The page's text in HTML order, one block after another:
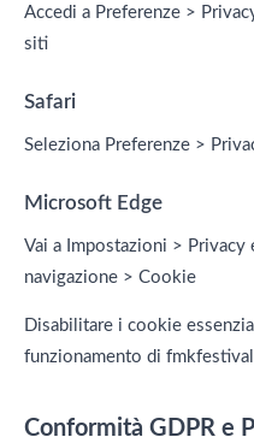
Accedi a Preferenze >
siti
Safari
Seleziona Preferenze >
Microsoft Edge
Vai a Impostazioni > Privacy
navigazione > Cookie
Disabilitare i cookie
funzionamento di
Conformità GDPR e